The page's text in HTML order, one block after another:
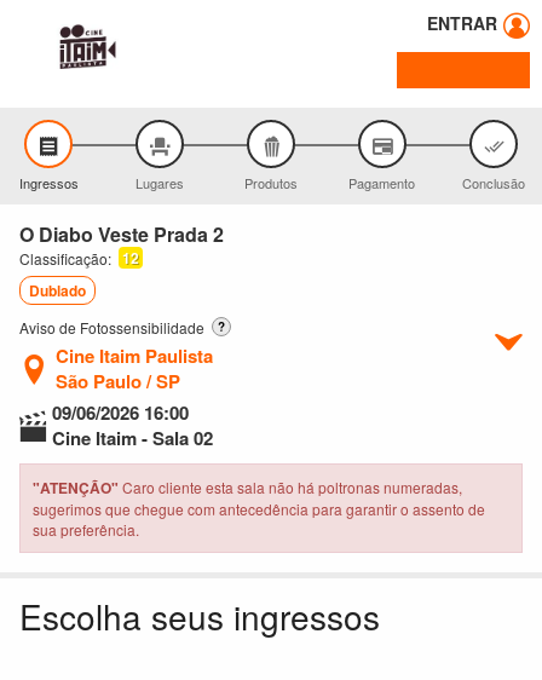
ENTRAR
Ingressos Lugares Produtos Pagamento Conclusão
O Diabo Veste Prada 2
Classificação: 12
Dublado
Aviso de Fotossensibilidade ?
Cine Itaim Paulista
São Paulo / SP
09/06/2026 16:00
Cine Itaim - Sala 02
"ATENÇÃO" Caro cliente esta sala não há poltronas numeradas,
sugerimos que chegue com antecedência para garantir o assento de
sua preferência.
Escolha seus ingressos